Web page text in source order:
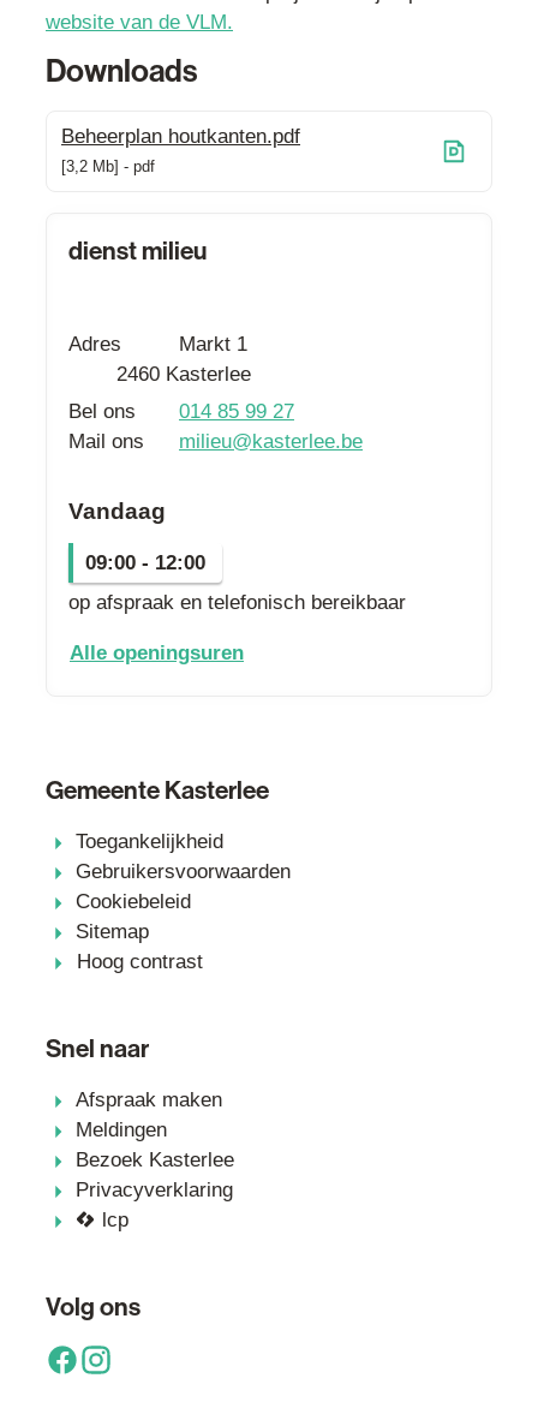
website van de VLM.
Downloads
Beheerplan houtkanten.pdf
3,2 Mb pdf
dienst milieu
Adres
Markt 1
,
2460 Kasterlee
Bel ons
014 85 99 27
Mail ons
milieu@kasterlee.be
Vandaag
09:00 - 12:00
op afspraak en telefonisch bereikbaar
Alle openingsurendienst milieu
Gemeente Kasterlee
Toegankelijkheid
Gebruikersvoorwaarden
Cookiebeleid
Sitemap
Hoog contrast
Snel naar
Afspraak maken
Meldingen
Bezoek Kasterlee
Privacyverklaring
lcp
Volg ons
Facebook
Instagram